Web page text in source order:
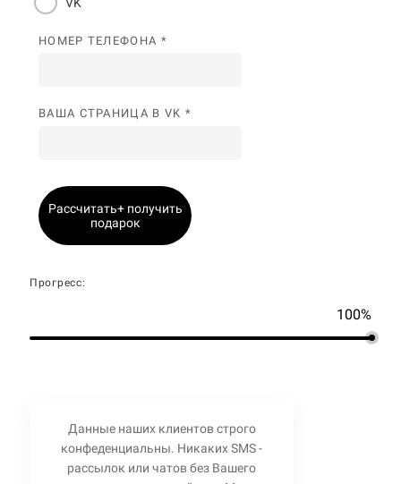
НОМЕР ТЕЛЕФОНА *
ВАША СТРАНИЦА В VK *
Рассчитать+ получить
подарок
Прогресс:
100%
Данные наших клиентов строго
конфеденциальны. Никаких SMS -
рассылок или чатов без Вашего